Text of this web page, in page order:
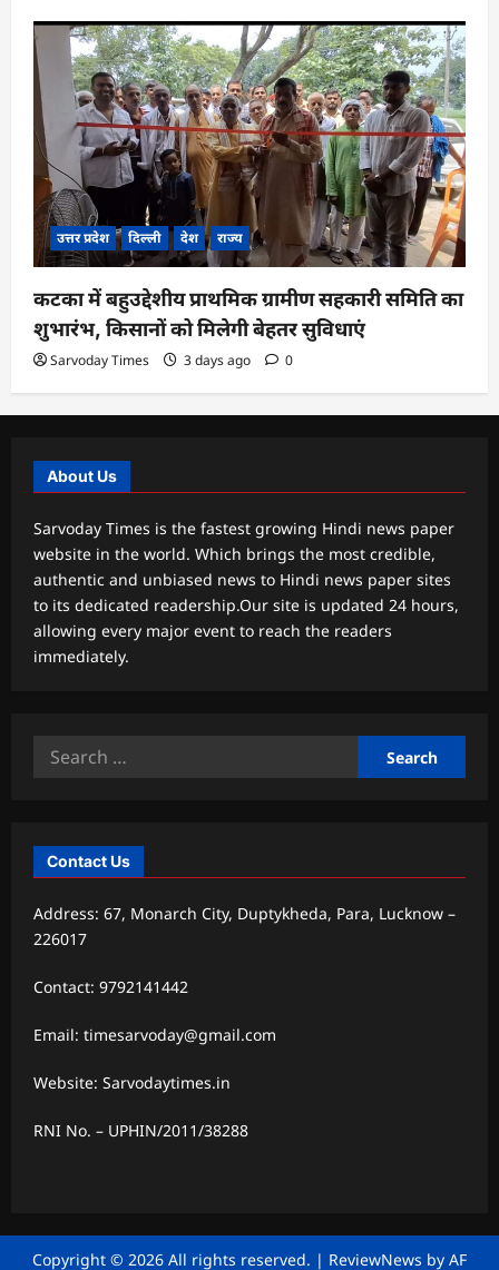
उत्तर प्रदेश दिल्ली देश राज्य
कटका में बहुउद्देशीय प्राथमिक ग्रामीण सहकारी समिति का
शुभारंभ, किसानों को मिलेगी बेहतर सुविधाएं
Sarvoday Times 3 days ago 0
About Us
Sarvoday Times is the fastest growing Hindi news paper
website in the world. Which brings the most credible,
authentic and unbiased news to Hindi news paper sites
to its dedicated readership.Our site is updated 24 hours,
allowing every major event to reach the readers
immediately.
Search
Contact Us
Address: 67, Monarch City, Duptykheda, Para, Lucknow –
226017
Contact: 9792141442
Email: timesarvoday@gmail.com
Website: Sarvodaytimes.in
RNI No. – UPHIN/2011/38288
Copyright © 2026 All rights reserved. | ReviewNews by AF